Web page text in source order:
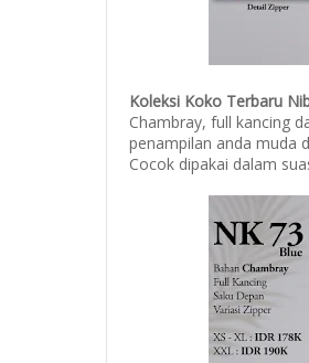
Koleksi Koko Terbaru
Chambray, full kancing
penampilan anda muda
Cocok dipakai dalam